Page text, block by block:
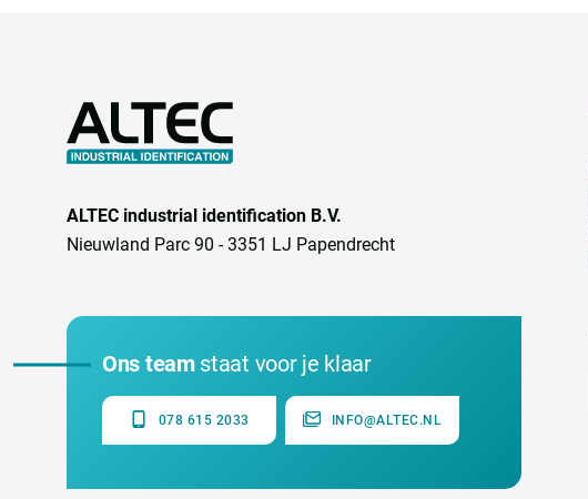
ALTEC industrial identification B.V.
Nieuwland Parc 90 - 3351 LJ Papendrecht
Ons teamstaat voor je klaar
078 615 2033 INFO@ALTEC.NL